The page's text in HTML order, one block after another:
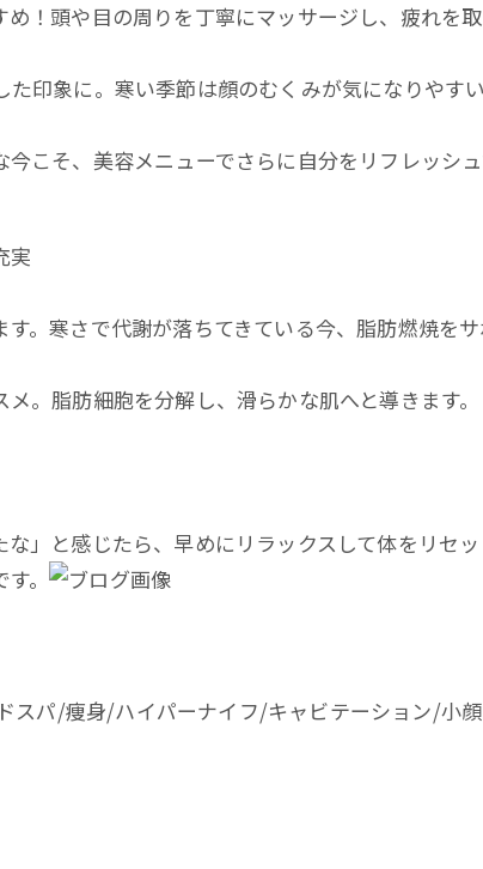
！頭や目の周りを丁寧にマッサージし、疲れを取
印象に。寒い季節は顔のむくみが気になりやす
こそ、美容メニューでさらに自分をリフレッシュ
実
。寒さで代謝が落ちてきている今、脂肪燃焼を
。脂肪細胞を分解し、滑らかな肌へと導きます。
」と感じたら、早めにリラックスして体をリセ
す。
スパ/痩身/ハイパーナイフ/キャビテーション/小